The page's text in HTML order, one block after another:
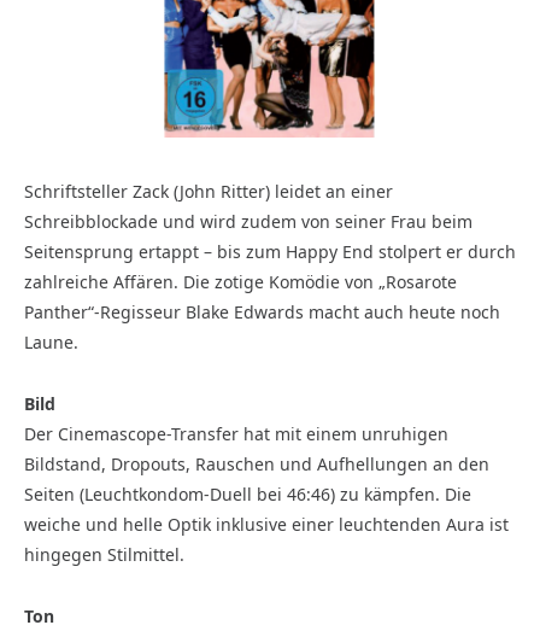
Schriftsteller Zack (John Ritter) leidet an einer
Schreibblockade und wird zudem von seiner Frau beim
Seitensprung ertappt – bis zum Happy End stolpert er durch
zahlreiche Affären. Die zotige Komödie von „Rosarote
Panther“-Regisseur Blake Edwards macht auch heute noch
Laune.
Bild
Der Cinemascope-Transfer hat mit einem unruhigen
Bildstand, Dropouts, Rauschen und Aufhellungen an den
Seiten (Leuchtkondom-Duell bei 46:46) zu kämpfen. Die
weiche und helle Optik inklusive einer leuchtenden Aura ist
hingegen Stilmittel.
Ton